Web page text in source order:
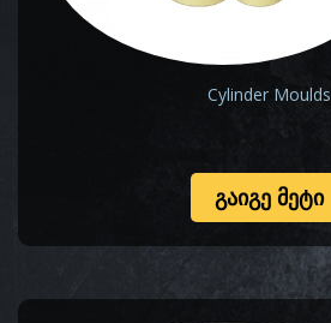
Cylinder Moulds
ᲒᲐᲘᲒᲔ ᲛᲔᲢᲘ